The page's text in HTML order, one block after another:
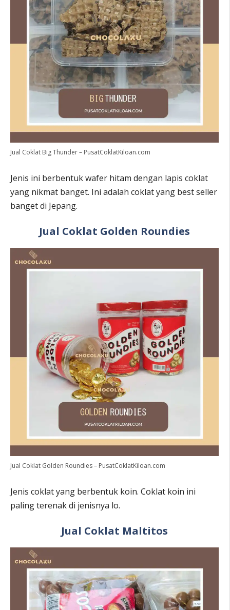
Jual Coklat Big Thunder – PusatCoklatKiloan.com
Jenis ini berbentuk wafer hitam dengan lapis coklat
yang nikmat banget. Ini adalah coklat yang best seller
banget di Jepang.
Jual Coklat Golden Roundies
Jual Coklat Golden Roundies – PusatCoklatKiloan.com
Jenis coklat yang berbentuk koin. Coklat koin ini
paling terenak di jenisnya lo.
Jual Coklat Maltitos